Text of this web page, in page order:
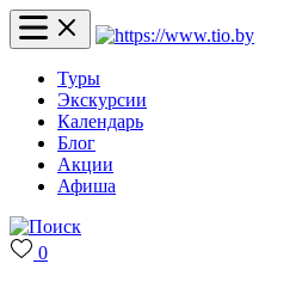
Туры
Экскурсии
Календарь
Блог
Акции
Афиша
0